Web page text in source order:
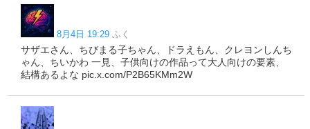
8月4日 19:29 ふく
サザエさん、ちびまる子ちゃん、ドラえもん、クレヨンしんち
ゃん、ちいかわ 一見、子供向けの作品って大人向けの要素、
結構あるよな pic.x.com/P2B65KMm2W